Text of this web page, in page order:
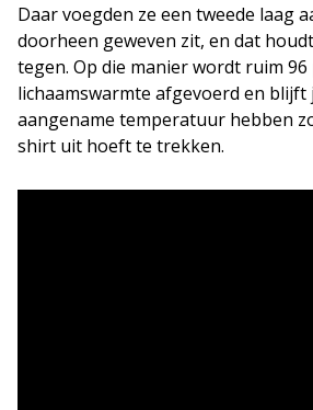
Daar voegden ze een tweede laag
doorheen geweven zit, en dat
tegen. Op die manier wordt ruim
lichaamswarmte afgevoerd en blijft
aangename temperatuur hebben
shirt uit hoeft te trekken.